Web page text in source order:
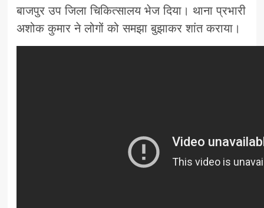
बाजपुर उप जिला चिकित्सालय भेज दिया। थाना प्रभारी
अशोक कुमार ने लोगों को समझा बुझाकर शांत कराया।‌